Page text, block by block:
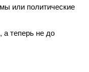
или политические
а теперь не до